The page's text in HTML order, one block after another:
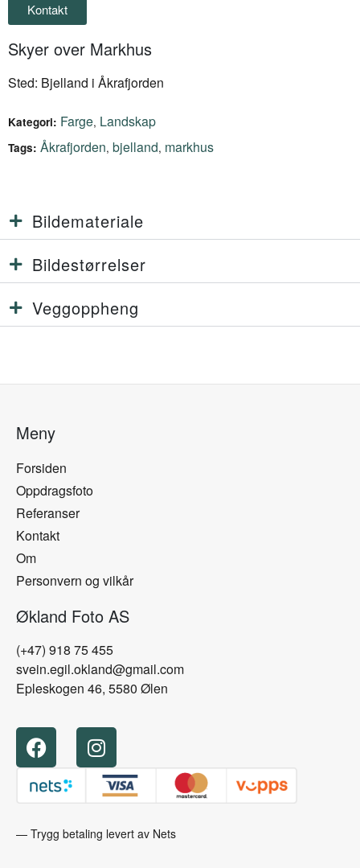
Kontakt
Skyer over Markhus
Sted: Bjelland i Åkrafjorden
Kategori: Farge, Landskap
Tags: Åkrafjorden, bjelland, markhus
Bildemateriale
Bildestørrelser
Veggoppheng
Meny
Forsiden
Oppdragsfoto
Referanser
Kontakt
Om
Personvern og vilkår
Økland Foto AS
(+47) 918 75 455
svein.egil.okland@gmail.com
Epleskogen 46, 5580 Ølen
— Trygg betaling levert av Nets